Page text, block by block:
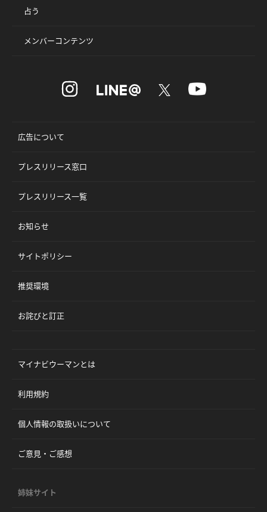
占う
メンバーコンテンツ
広告について
プレスリリース窓口
プレスリリース一覧
お知らせ
サイトポリシー
推奨環境
お詫びと訂正
マイナビウーマンとは
利用規約
個人情報の取扱いについて
ご意見・ご感想
姉妹サイト